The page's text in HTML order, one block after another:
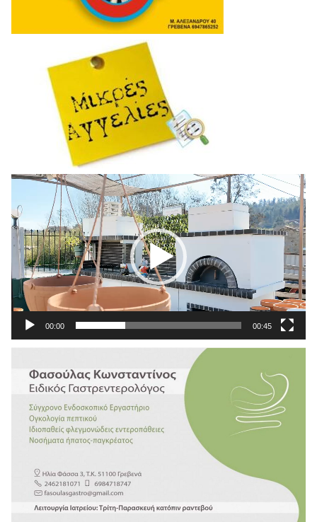
Πρόγραμμα
Αναπαραγωγής
Βίντεο
00:00 00:45